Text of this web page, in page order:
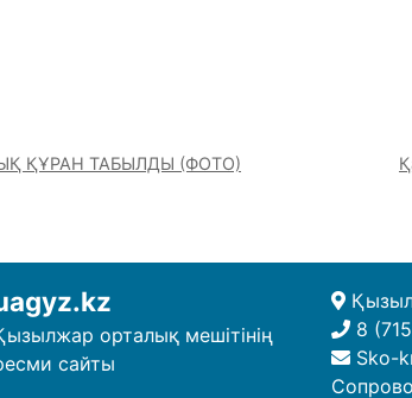
ҚҰРАН ТАБЫЛДЫ (ФОТО)
орталық мешітінің
сайты
8
Sko-